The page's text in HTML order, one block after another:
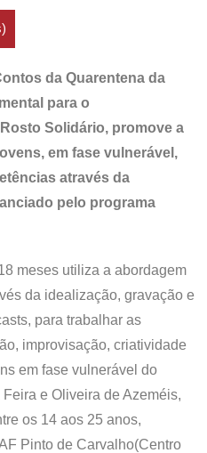
da Quarentena da
para o
Solidário, promove a
em fase vulnerável,
através da
pelo programa
meses utiliza a abordagem
da idealização, gravação e
para trabalhar as
improvisação, criatividade
em fase vulnerável do
e Oliveira de Azeméis,
os 14 aos 25 anos,
Pinto de Carvalho(Centro